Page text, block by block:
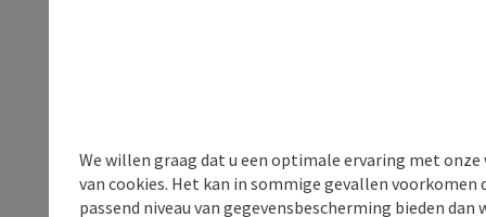
We willen graag dat u een optimale ervaring met
van cookies. Het kan in sommige gevallen voorkomen
passend niveau van gegevensbescherming bieden